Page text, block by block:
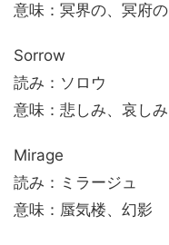
意味：冥界の、冥府の
Sorrow
読み：ソロウ
意味：悲しみ、哀しみ
Mirage
読み：ミラージュ
意味：蜃気楼、幻影